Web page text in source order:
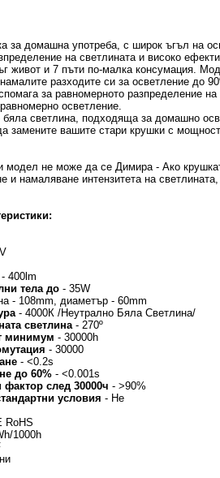
за домашна употреба, с широк ъгъл на
на светлината и високо
живот и 7 пъти по-малка консумация.
разходите си за осветление до
за равномерното разпределение
осветление.
бяла светлина, подходяща за домашно
замените вашите стари крушки с
модел не може да се Димира - Ако
и намаляване интензитета на
- 400lm
тела до - 35W
- 108mm, диаметър - 60mm
- 4000К /Неутрално Бяла Светлина/
светлина- 270º
минимум - 30000h
- 30000
- <0.2s
до 60% - <0.001s
след 30000ч - >90%
условия - Не
RoHS
1000h